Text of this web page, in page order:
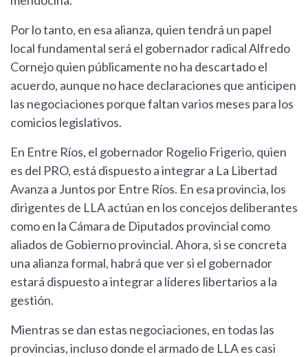
Por lo tanto, en esa alianza, quien tendrá un papel
local fundamental será el gobernador radical Alfredo
Cornejo quien públicamente no ha descartado el
acuerdo, aunque no hace declaraciones que anticipen
las negociaciones porque faltan varios meses para los
comicios legislativos.
En Entre Ríos, el gobernador Rogelio Frigerio, quien
es del PRO, está dispuesto a integrar a La Libertad
Avanza a Juntos por Entre Ríos. En esa provincia, los
dirigentes de LLA actúan en los concejos deliberantes
como en la Cámara de Diputados provincial como
aliados de Gobierno provincial. Ahora, si se concreta
una alianza formal, habrá que ver si el gobernador
estará dispuesto a integrar a líderes libertarios a la
gestión.
Mientras se dan estas negociaciones, en todas las
provincias, incluso donde el armado de LLA es casi